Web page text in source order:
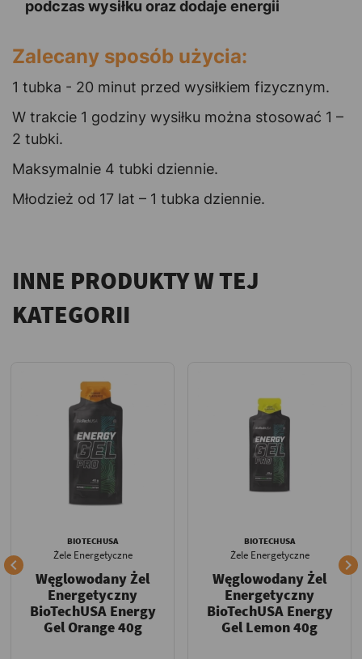
podczas wysiłku oraz dodaje energii
Zalecany sposób użycia:
1 tubka - 20 minut przed wysiłkiem fizycznym.
W trakcie 1 godziny wysiłku można stosować 1 –
2 tubki.
Maksymalnie 4 tubki dziennie.
Młodzież od 17 lat – 1 tubka dziennie.
INNE PRODUKTY W TEJ
KATEGORII

BIOTECHUSA
Żele Energetyczne
Węglowodany Żel
Energetyczny
BioTechUSA Energy
Gel Orange 40g
BIOTECHUSA
Żele Energetyczne
Węglowodany Żel
Energetyczny
BioTechUSA Energy
Gel Lemon 40g
